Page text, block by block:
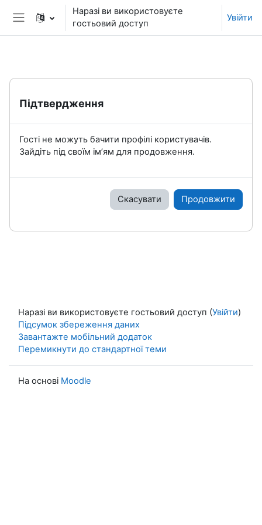
Перейти до головного вмісту
Бокова панель
Наразі ви використовуєте
гостьовий доступ
Увійти
Підтвердження
Гості не можуть бачити профілі користувачів.
Зайдіть під своїм ім’ям для продовження.
Скасувати Продовжити
Наразі ви використовуєте гостьовий доступ (Увійти)
Підсумок збереження даних
Завантажте мобільний додаток
Перемикнути до стандартної теми
На основі Moodle